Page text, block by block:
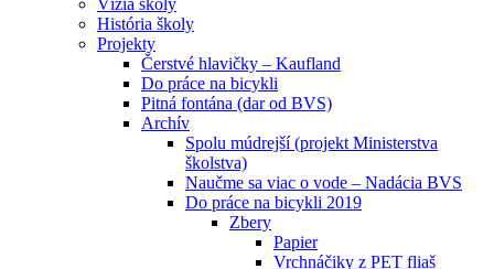
Vízia školy
História školy
Projekty
Čerstvé hlavičky – Kaufland
Do práce na bicykli
Pitná fontána (dar od BVS)
Archív
Spolu múdrejší (projekt Ministerstva
školstva)
Naučme sa viac o vode – Nadácia BVS
Do práce na bicykli 2019
Zbery
Papier
Vrchnáčiky z PET fliaš